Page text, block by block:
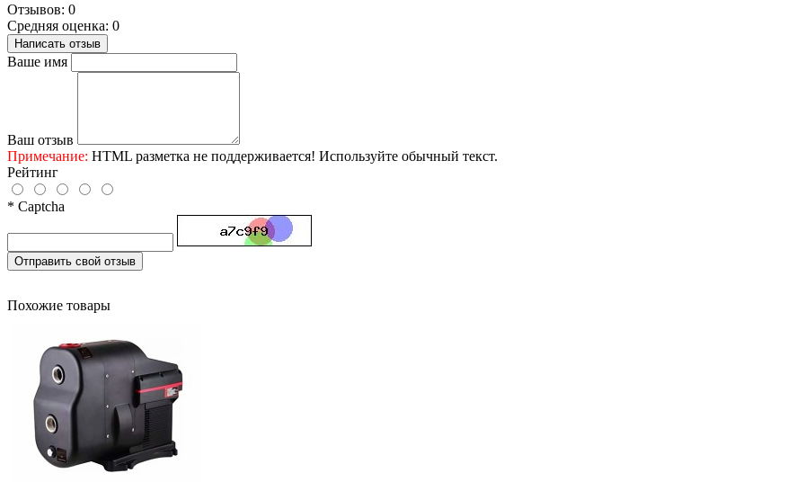
Отзывов: 0
Средняя оценка: 0
Написать отзыв
Ваше имя
Ваш отзыв
Примечание: HTML разметка не поддерживается! Используйте обычный текст.
Рейтинг
* Captcha
Отправить свой отзыв
Похожие товары